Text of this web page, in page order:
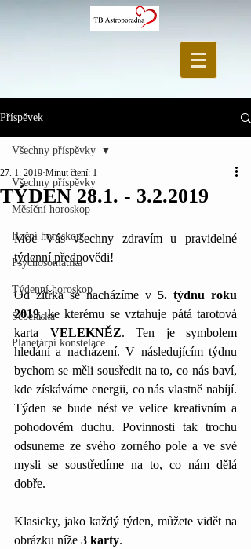
Příspěvek
Všechny příspěvky
Měsíční horoskop
Roční horoskop
Psychosomatika
Týdenní horoskop
Sebeláska
Planetární konstelace
Všechny příspěvky
TÝDEN 28.1. - 3.2.2019
27. 1. 2019 Minut čtení: 1
Moc Vás všechny zdravím u pravidelné
týdenní předpovědi!
Od zítřka se nacházíme v 5. týdnu roku
2019, ke kterému se vztahuje pátá tarotová
karta VELEKNĚZ. Ten je symbolem
hledání a nacházení. V následujícím týdnu
bychom se měli sousředit na to, co nás baví,
kde získáváme energii, co nás vlastně nabíjí.
Týden se bude nést ve velice kreativním a
pohodovém duchu. Povinnosti tak trochu
odsuneme ze svého zorného pole a ve své
mysli se soustředíme na to, co nám dělá
dobře.
Klasicky, jako každý týden, můžete vidět na
obrázku níže 3 karty.